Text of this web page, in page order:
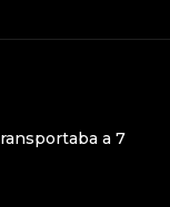
a 7